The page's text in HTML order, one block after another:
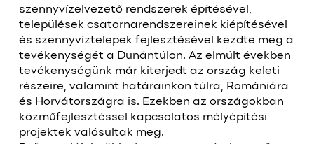
szennyvízelvezető rendszerek építésével,
települések csatornarendszereinek kiépítésével
és szennyvíztelepek fejlesztésével kezdte meg a
tevékenységét a Dunántúlon. Az elmúlt években
tevékenységünk már kiterjedt az ország keleti
részeire, valamint határainkon túlra, Romániára
és Horvátországra is. Ezekben az országokban
közműfejlesztéssel kapcsolatos mélyépítési
projektek valósultak meg.